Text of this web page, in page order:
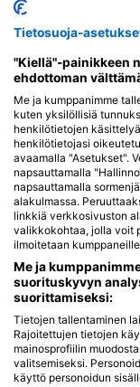
194
J F M A M J J A S O
catering-
Diventures North
1895 West Penn St,
Liberty, IA - Yhdysvallat
Lähellä olevat
Tietosuoja-
"Kiellä"-painikkeen
ehdottoman
Me ja kumppanimme
kuten yksilöllisiä
henkilötietojen
henkilötietojasi
avaamalla "Asetukset".
napsauttamalla
napsauttamalla
alakulmassa.
linkkiä verkkosivuston
valikkokohtaa, jolla voit
ilmoitetaan
Me ja
suorituskyvyn
suorittamiseksi:
Tietojen tallentaminen
Rajoitettujen tietojen
mainosprofiilin
valitsemiseksi.
käyttö personoidun